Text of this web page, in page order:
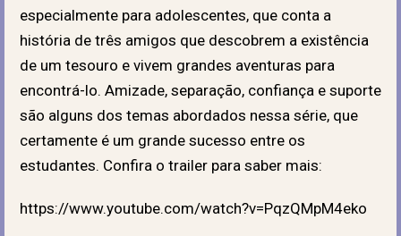
especialmente para adolescentes, que conta a
história de três amigos que descobrem a existência
de um tesouro e vivem grandes aventuras para
encontrá-lo. Amizade, separação, confiança e suporte
são alguns dos temas abordados nessa série, que
certamente é um grande sucesso entre os
estudantes. Confira o trailer para saber mais:
https://www.youtube.com/watch?v=PqzQMpM4eko